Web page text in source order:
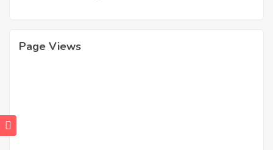
Page Views